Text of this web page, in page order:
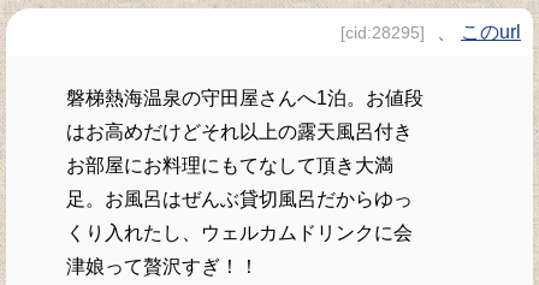
[cid:28295] このurl
磐梯熱海温泉の守田屋さんへ1泊。お値段
はお高めだけどそれ以上の露天風呂付き
お部屋にお料理にもてなして頂き大満
足。お風呂はぜんぶ貸切風呂だからゆっ
くり入れたし、ウェルカムドリンクに会
津娘って贅沢すぎ！！